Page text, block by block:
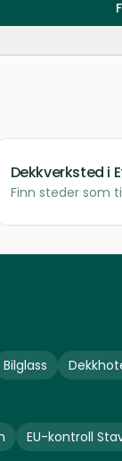
Dekkverksted i
Finn steder som
Bilglass
EU-kontroll